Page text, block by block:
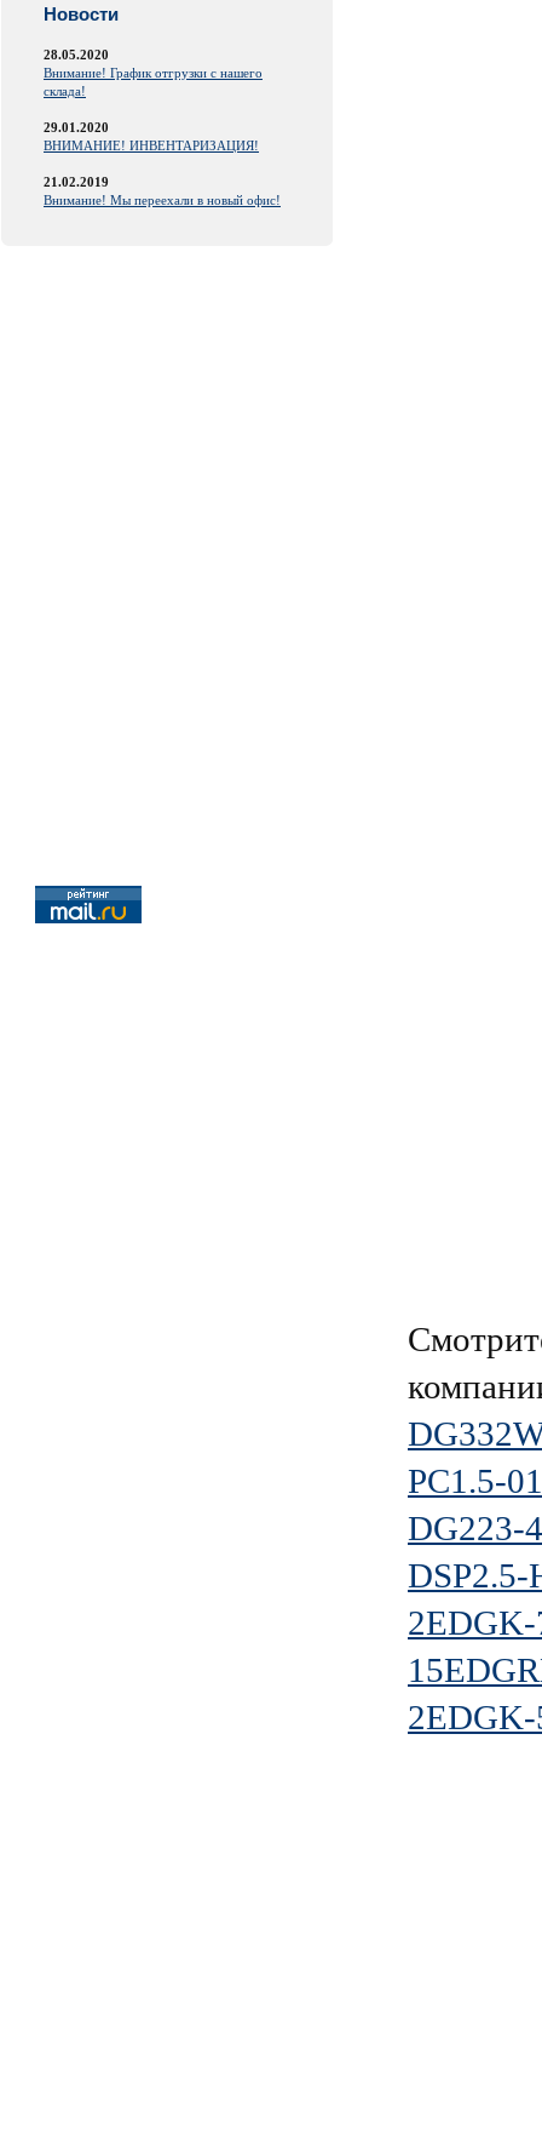
Новости
28.05.2020
Внимание! График отгрузки с нашего
склада!
29.01.2020
ВНИМАНИЕ! ИНВЕНТАРИЗАЦИЯ!
21.02.2019
Внимание! Мы переехали в новый офис!
PC1.5-
DG223-